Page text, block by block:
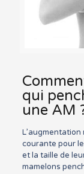
qui
une AM
courante pour
et la taille de
mamelons